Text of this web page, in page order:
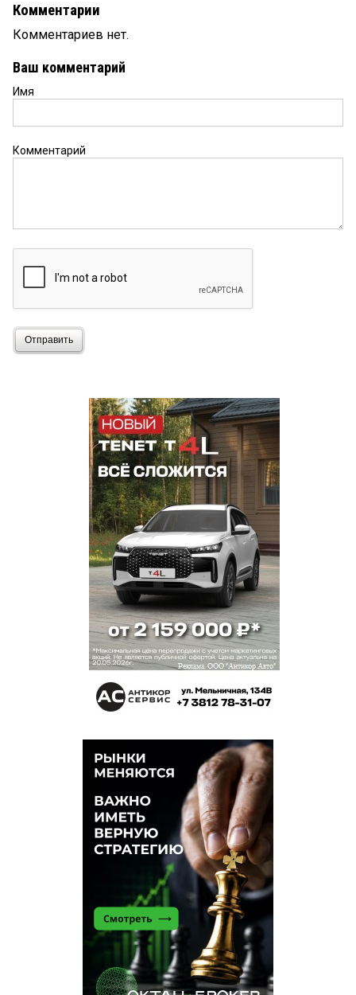
Комментарии
Комментариев нет.
Ваш комментарий
Имя
Комментарий
Отправить